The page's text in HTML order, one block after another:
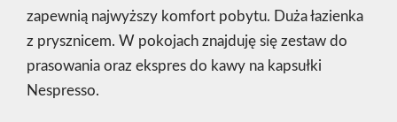
zapewnią najwyższy komfort pobytu. Duża łazienka
z prysznicem. W pokojach znajduję się zestaw do
prasowania oraz ekspres do kawy na kapsułki
Nespresso.